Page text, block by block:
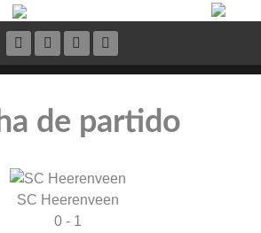
de partido
SC Heerenveen
0 - 1